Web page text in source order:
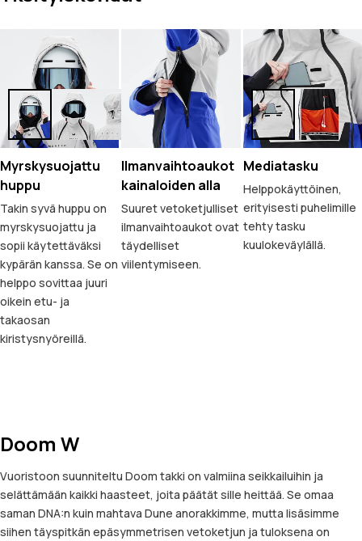
Myrskysuojattu
huppu
Takin syvä huppu on
myrskysuojattu ja
sopii käytettäväksi
kypärän kanssa. Se on
helppo sovittaa juuri
oikein etu- ja
takaosan
kiristysnyöreillä.
Ilmanvaihtoaukot
kainaloiden alla
Suuret vetoketjulliset
ilmanvaihtoaukot ovat
täydelliset
viilentymiseen.
Mediatasku
Helppokäyttöinen,
erityisesti puhelimille
tehty tasku
kuulokeväylällä.
Doom W
Vuoristoon suunniteltu Doom takki on valmiina seikkailuihin ja
selättämään kaikki haasteet, joita päätät sille heittää. Se omaa
saman DNA:n kuin mahtava Dune anorakkimme, mutta lisäsimme
siihen täyspitkän epäsymmetrisen vetoketjun ja tuloksena on